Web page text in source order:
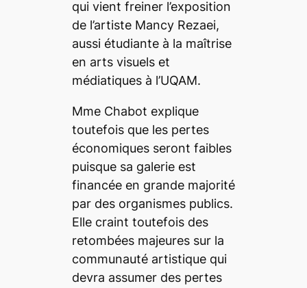
qui vient freiner l’exposition
de l’artiste Mancy Rezaei,
aussi étudiante à la maîtrise
en arts visuels et
médiatiques à l’UQAM.
Mme Chabot explique
toutefois que les pertes
économiques seront faibles
puisque sa galerie est
financée en grande majorité
par des organismes publics.
Elle craint toutefois des
retombées majeures sur la
communauté artistique qui
devra assumer des pertes